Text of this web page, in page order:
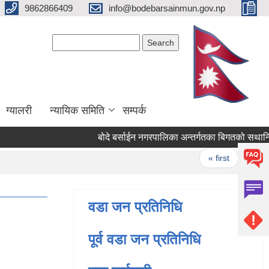
9862866409 info@bodebarsainmun.gov.np
ग्यालरी न्यायिक समिति सम्पर्क
बोदे बर्साईन नगरपालिका अन्तर्गतका बिगतको सथानिय
« first ‹
वडा जन प्रतिनिधि
पूर्व वडा जन प्रतिनिधि